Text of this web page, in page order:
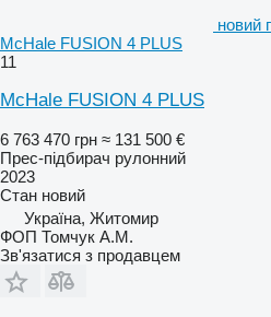
новий
McHale FUSION 4 PLUS
11
McHale FUSION 4 PLUS
6 763 470 грн ≈ 131 500 €
Прес-підбирач рулонний
2023
Стан новий
Україна, Житомир
ФОП Томчук А.М.
Зв'язатися з продавцем